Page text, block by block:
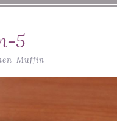
5
Muffin